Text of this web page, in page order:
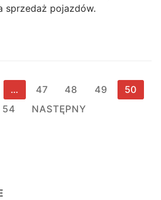
sprzedaż pojazdów.
… 47 48 49
50
54 NASTĘPNY